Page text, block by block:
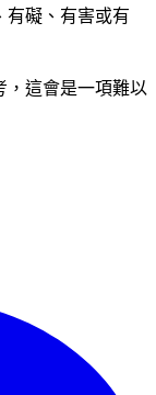
有礙、有害或有
，這會是一項難以